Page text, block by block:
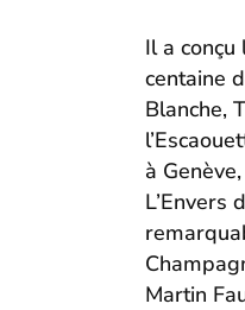
Il a conçu
centaine
Blanche,
à
L’Envers
Martin